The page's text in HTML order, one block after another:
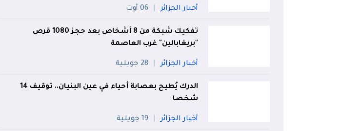
أخبار الجزائر 06 أوت
تفكيك شبكة من 8 أشخاص بعد حجز 1080 قرص
"بريغابالين" غرب العاصمة
أخبار الجزائر 28 جويلية
الدرك يُطيح بعصابة أحياء في عين البنيان.. توقيف 14
شخصا
أخبار الجزائر 19 جويلية